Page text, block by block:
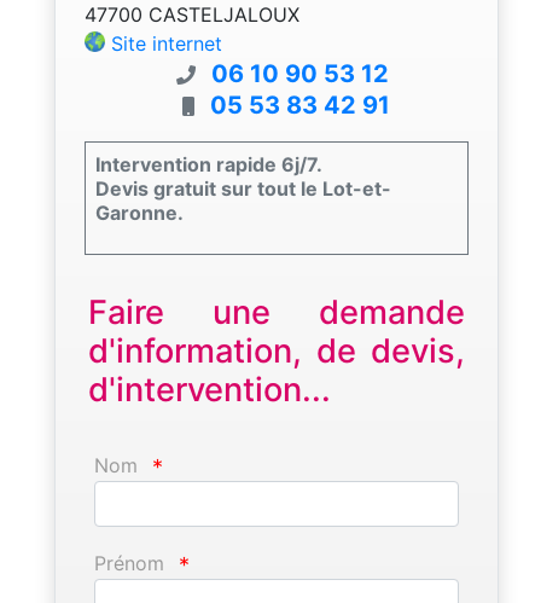
47700 CASTELJALOUX
Site internet
06 10 90 53 12
05 53 83 42 91
Intervention rapide 6j/7.
Devis gratuit sur tout le Lot-et-
Garonne.
Faire une demande
d'information, de devis,
d'intervention...
Nom *
Prénom *